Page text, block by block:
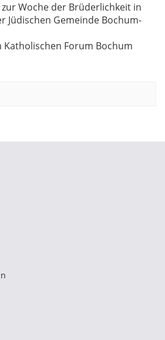
Woche der Brüderlichkeit in
Jüdischen Gemeinde Bochum-
Forum Bochum